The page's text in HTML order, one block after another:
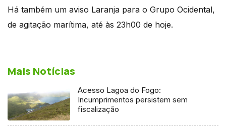
Há também um aviso Laranja para o Grupo Ocidental,
de agitação marítima, até às 23h00 de hoje.
Mais Notícias
Acesso Lagoa do Fogo:
Incumprimentos persistem sem
fiscalização